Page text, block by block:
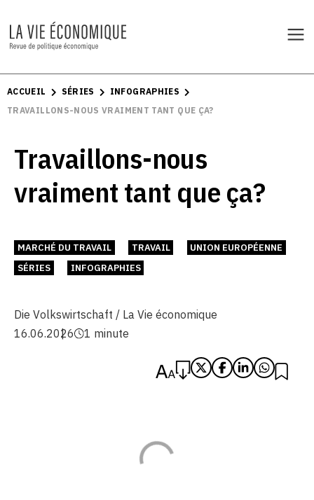
ACCUEIL SÉRIES
INFOGRAPHIES
TRAVAILLONS-NOUS VRAIMENT TANT QUE ÇA?
Travaillons-nous
vraiment tant que ça?
MARCHÉ DU TRAVAIL TRAVAIL
UNION EUROPÉENNE
SÉRIES
INFOGRAPHIES
Die Volkswirtschaft / La Vie économique
16.06.2026
1 minute